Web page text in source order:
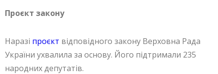
Проєкт закону
Наразі проєкт відповідного закону Верховна Рада
України ухвалила за основу. Його підтримали 235
народних депутатів.